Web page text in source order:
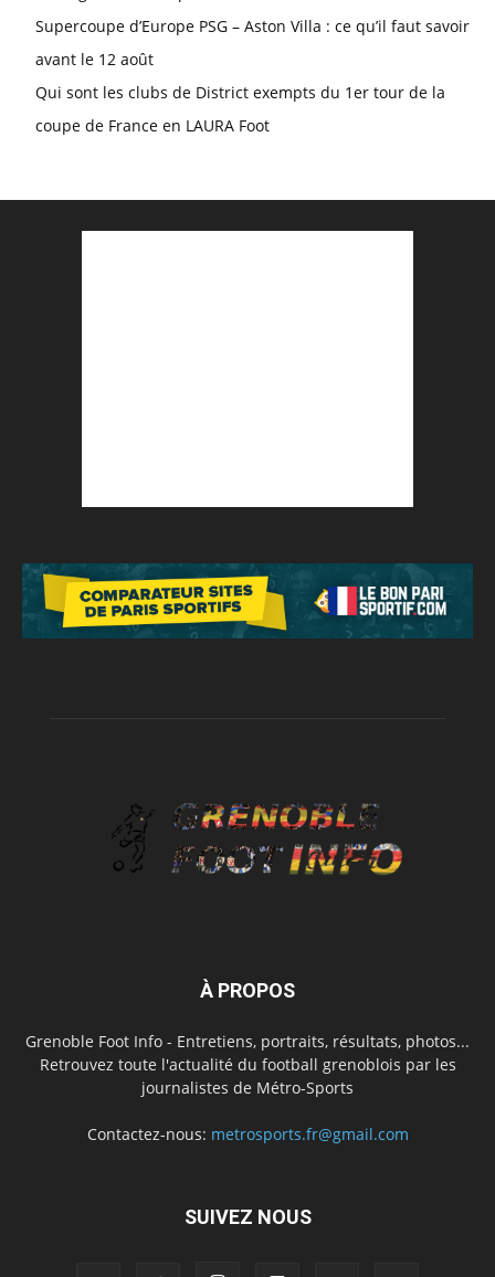
Supercoupe d’Europe PSG – Aston Villa : ce qu’il faut savoir
avant le 12 août
Qui sont les clubs de District exempts du 1er tour de la
coupe de France en LAURA Foot
À PROPOS
Grenoble Foot Info - Entretiens, portraits, résultats, photos...
Retrouvez toute l'actualité du football grenoblois par les
journalistes de Métro-Sports
Contactez-nous: metrosports.fr@gmail.com
SUIVEZ NOUS